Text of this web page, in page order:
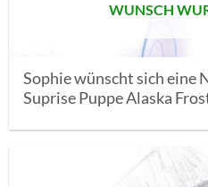
WUNSCH
Sophie wünscht sich eine
Suprise Puppe Alaska